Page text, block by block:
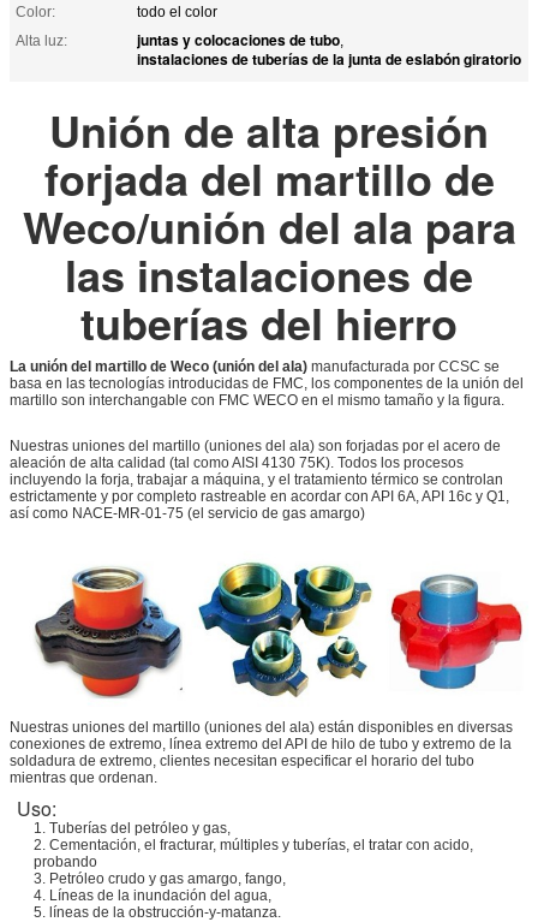
Color:
todo el color
Alta luz:
juntas y colocaciones de tubo,
instalaciones de tuberías de la junta de eslabón giratorio
Unión de alta presión
forjada del martillo de
Weco/unión del ala para
las instalaciones de
tuberías del hierro
La unión del martillo de Weco (unión del ala) manufacturada por CCSC se
basa en las tecnologías introducidas de FMC, los componentes de la unión del
martillo son interchangable con FMC WECO en el mismo tamaño y la figura.
Nuestras uniones del martillo (uniones del ala) son forjadas por el acero de
aleación de alta calidad (tal como AISI 4130 75K). Todos los procesos
incluyendo la forja, trabajar a máquina, y el tratamiento térmico se controlan
estrictamente y por completo rastreable en acordar con API 6A, API 16c y Q1,
así como NACE-MR-01-75 (el servicio de gas amargo)
Nuestras uniones del martillo (uniones del ala) están disponibles en diversas
conexiones de extremo, línea extremo del API de hilo de tubo y extremo de la
soldadura de extremo, clientes necesitan especificar el horario del tubo
mientras que ordenan.
Uso:
1. Tuberías del petróleo y gas,
2. Cementación, el fracturar, múltiples y tuberías, el tratar con acido,
probando
3. Petróleo crudo y gas amargo, fango,
4. Líneas de la inundación del agua,
5. líneas de la obstrucción-y-matanza.